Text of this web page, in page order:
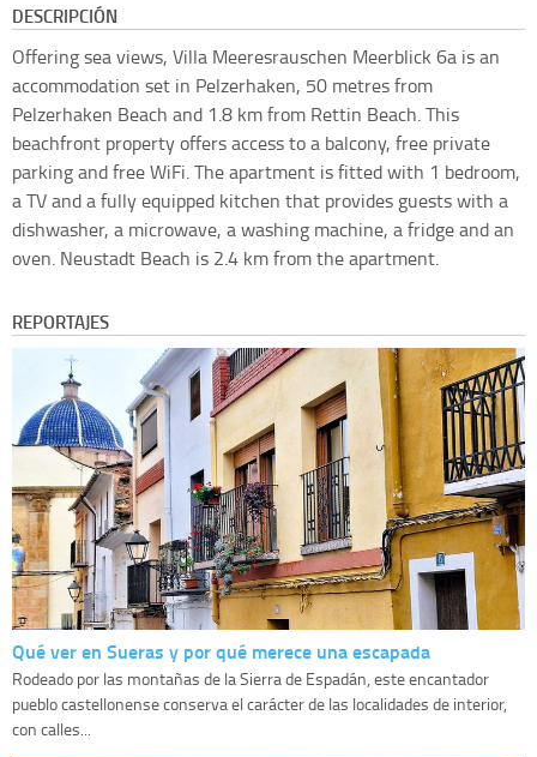
DESCRIPCIÓN
Offering sea views, Villa Meeresrauschen Meerblick 6a is an
accommodation set in Pelzerhaken, 50 metres from
Pelzerhaken Beach and 1.8 km from Rettin Beach. This
beachfront property offers access to a balcony, free private
parking and free WiFi. The apartment is fitted with 1 bedroom,
a TV and a fully equipped kitchen that provides guests with a
dishwasher, a microwave, a washing machine, a fridge and an
oven. Neustadt Beach is 2.4 km from the apartment.
REPORTAJES
Qué ver en Sueras y por qué merece una escapada
Rodeado por las montañas de la Sierra de Espadán, este encantador
pueblo castellonense conserva el carácter de las localidades de interior,
con calles...